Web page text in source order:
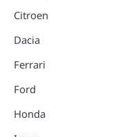
Citroen
Dacia
Ferrari
Ford
Honda